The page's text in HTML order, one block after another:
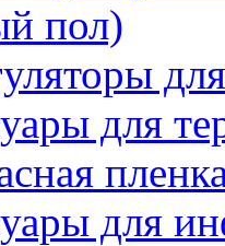
пол)
для
для